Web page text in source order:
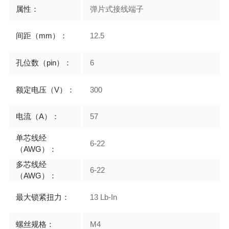
属性： 弹片式接线端子
间距（mm）： 12.5
孔位数（pin）： 6
额定电压（V）： 300
电流（A）： 57
单芯线经
（AWG）：
6-22
多芯线经
（AWG）：
6-22
最大锁紧扭力： 13 Lb-In
螺丝规格： M4